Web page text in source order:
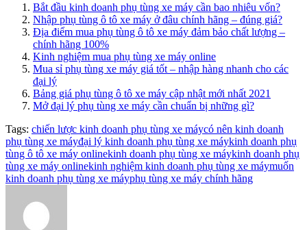
Bắt đầu kinh doanh phụ tùng xe máy cần bao nhiêu vốn?
Nhập phụ tùng ô tô xe máy ở đâu chính hãng – đúng giá?
Địa điểm mua phụ tùng ô tô xe máy đảm bảo chất lượng –
chính hãng 100%
Kinh nghiệm mua phụ tùng xe máy online
Mua sỉ phụ tùng xe máy giá tốt – nhập hàng nhanh cho các
đại lý
Bảng giá phụ tùng ô tô xe máy cập nhật mới nhất 2021
Mở đại lý phụ tùng xe máy cần chuẩn bị những gì?
Tags: chiến lược kinh doanh phụ tùng xe máycó nên kinh doanh
phụ tùng xe máyđại lý kinh doanh phụ tùng xe máykinh doanh phụ
tùng ô tô xe máy onlinekinh doanh phụ tùng xe máykinh doanh phụ
tùng xe máy onlinekinh nghiệm kinh doanh phụ tùng xe máymuốn
kinh doanh phụ tùng xe máyphụ tùng xe máy chính hãng